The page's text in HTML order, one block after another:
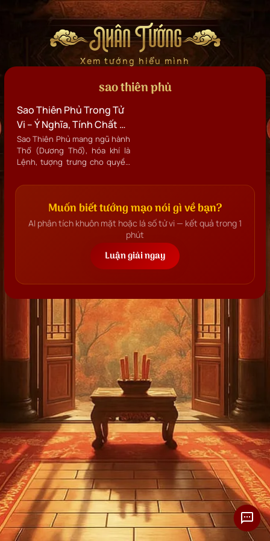
Nhân Tướng
Xem tướng hiểu mình
sao thiên phủ
Sao Thiên Phủ Trong Tử
Vi – Ý Nghĩa, Tính Chất Và
Luận Giải Chi Tiết 12
Cung
Sao Thiên Phủ mang ngũ hành
Thổ (Dương Thổ), hóa khí là
Lệnh, tượng trưng cho quyền
điều phối và thi hành quân
còn được gọi là Sao Lệnh Tinh,
chủ về quản trị, ban hành, điều
hành và giữ gìn trật tự.
Muốn biết tướng mạo nói gì về bạn?
AI phân tích khuôn mặt hoặc lá số tử vi — kết quả trong 1
phút
Luận giải ngay